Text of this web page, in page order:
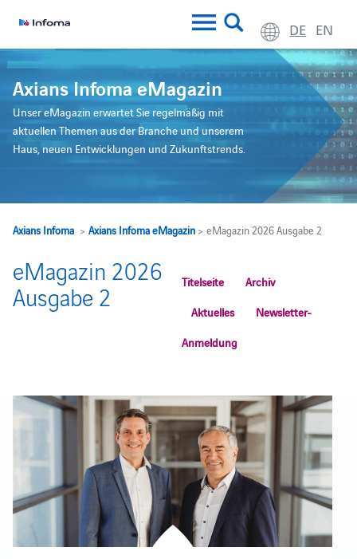
DE EN
Axians Infoma eMagazin
Unser eMagazin erwartet Sie regelmäßig mit
aktuellen Themen aus der Branche und unserem
Haus, neuen Entwicklungen und Zukunftstrends.
Axians Infoma> Axians Infoma eMagazin> eMagazin 2026 Ausgabe 2
eMagazin 2026
Ausgabe 2
Titelseite
Archiv
Aktuelles
Newsletter-
Anmeldung